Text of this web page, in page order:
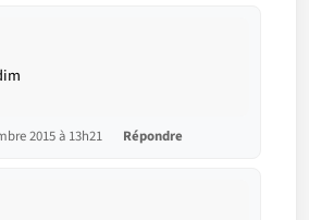
2015 à 13h21 Répondre